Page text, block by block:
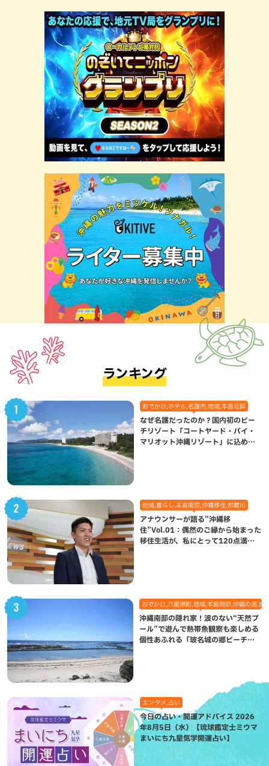
ランキング
おでかけ,ホテル,名護市,地域,本島北部
なぜ名護だったのか？国内初のビー
チリゾート「コートヤード・バイ・
マリオット沖縄リゾート」に込めら
地域,暮らし,本島南部,沖縄移住,那覇市
アナウンサーが語る”沖縄移
住”Vol.01：偶然のご縁から始まった
移住生活が、私にとって120点満点
おでかけ,八重瀬町,地域,本島南部,沖縄の海,自
沖縄南部の隠れ家！波のない“天然プ
ール”で遊んで熱帯魚観察も楽しめる
個性あふれる「玻名城の郷ビーチ」
エンタメ,占い
今日の占い・開運アドバイス 2026
年8月5日（水）【琉球鑑定士ミウマ
まいにち九星気学開運占い】